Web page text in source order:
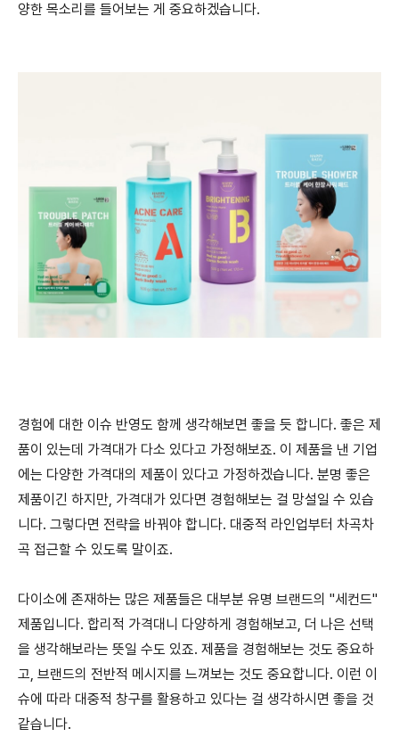
양한 목소리를 들어보는 게 중요하겠습니다.
경험에 대한 이슈 반영도 함께 생각해보면 좋을 듯 합니다. 좋은 제
품이 있는데 가격대가 다소 있다고 가정해보죠. 이 제품을 낸 기업
에는 다양한 가격대의 제품이 있다고 가정하겠습니다. 분명 좋은
제품이긴 하지만, 가격대가 있다면 경험해보는 걸 망설일 수 있습
니다. 그렇다면 전략을 바꿔야 합니다. 대중적 라인업부터 차곡차
곡 접근할 수 있도록 말이죠.
다이소에 존재하는 많은 제품들은 대부분 유명 브랜드의 "세컨드"
제품입니다. 합리적 가격대니 다양하게 경험해보고, 더 나은 선택
을 생각해보라는 뜻일 수도 있죠. 제품을 경험해보는 것도 중요하
고, 브랜드의 전반적 메시지를 느껴보는 것도 중요합니다. 이런 이
슈에 따라 대중적 창구를 활용하고 있다는 걸 생각하시면 좋을 것
같습니다.